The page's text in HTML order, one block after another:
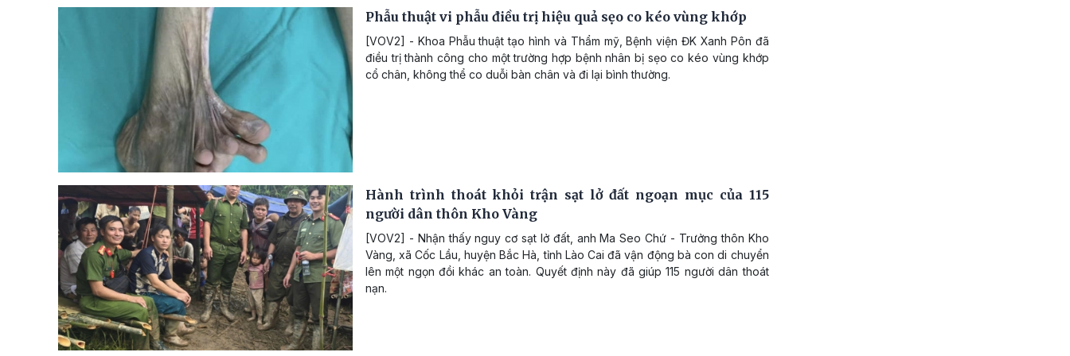
Phẫu thuật vi phẫu điều trị hiệu quả sẹo co kéo vùng khớp
[VOV2] - Khoa Phẫu thuật tạo hình và Thẩm mỹ, Bệnh viện ĐK Xanh Pôn đã
điều trị thành công cho một trường hợp bệnh nhân bị sẹo co kéo vùng khớp
cổ chân, không thể co duỗi bàn chân và đi lại bình thường.
Hành trình thoát khỏi trận sạt lở đất ngoạn mục của 115
người dân thôn Kho Vàng
[VOV2] - Nhận thấy nguy cơ sạt lở đất, anh Ma Seo Chứ - Trưởng thôn Kho
Vàng, xã Cốc Lầu, huyện Bắc Hà, tỉnh Lào Cai đã vận động bà con di chuyển
lên một ngọn đồi khác an toàn. Quyết định này đã giúp 115 người dân thoát
nạn.